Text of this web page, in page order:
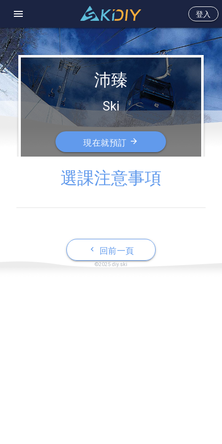
menu 登入
沛臻
Ski
現在就預訂 arrow_forward
選課注意事項
keyboard_arrow_left 回前一頁
©2025 diy.ski